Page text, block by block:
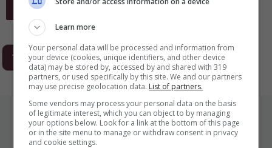
Leggi Tutto
1 2 3 … 293 Next
ULTIMI ARTICOLI
Learn more
Your personal data will be processed and information from
your device (cookies, unique identifiers, and other device
data) may be stored by, accessed by and shared with 319
partners, or used specifically by this site. We and our partners
may use precise geolocation data. List of partners.
Some vendors may process your personal data on the basis
of legitimate interest, which you can object to by managing
your options below. Look for a link at the bottom of this page
or in the site menu to manage or withdraw consent in privacy
and cookie settings.